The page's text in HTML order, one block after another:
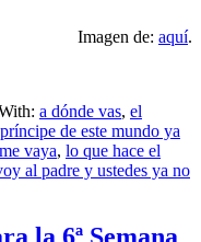
Imagen de: aquí.
a dónde vas, el
de este mundo ya
vaya, lo que hace el
al padre y ustedes ya no